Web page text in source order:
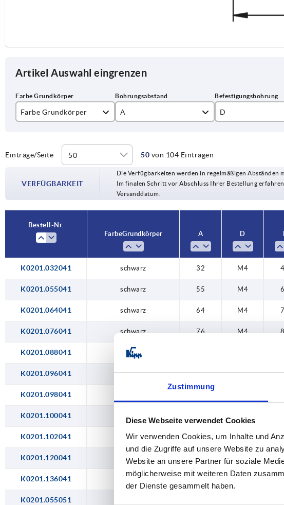
Zustimmung
Diese Webseite verwendet Cookies
Wir verwenden Cookies, um Inhalte und
und die Zugriffe auf unsere Website zu
Website an unsere Partner für soziale
möglicherweise mit weiteren Daten
der Dienste gesammelt haben.
Artikel Auswahl eingrenzen
Farbe Grundkörper
schwarz
A
55
64
88
96
98
100
120
200
235
250
D
M6
Einträge/Seite 50 von 104 Einträgen
VERFÜGBARKEIT
Die Verfügbarkeiten werden in regelmäßigen Abständen
Im finalen Schritt vor Abschluss Ihrer Bestellung erfahren
Versanddatum.
Bestell-Nr.
Farbe Grundkörper
A D L
K0201.032041 schwarz 32 M4
K0201.055041 schwarz 55 M4
K0201.064041 schwarz 64 M4
K0201.076041 schwarz 76 M4
K0201.088041 schwarz
K0201.096041 schwarz 96 M4
K0201.098041
K0201.100041
K0201.102041 schwarz 102 M4
K0201.120041 schwarz 120
K0201.136041 schwarz 136 M4
K0201.055051